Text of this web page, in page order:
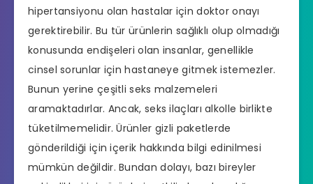
hipertansiyonu olan hastalar için doktor onayı
gerektirebilir. Bu tür ürünlerin sağlıklı olup olmadığı
konusunda endişeleri olan insanlar, genellikle
cinsel sorunlar için hastaneye gitmek istemezler.
Bunun yerine çeşitli seks malzemeleri
aramaktadırlar. Ancak, seks ilaçları alkolle birlikte
tüketilmemelidir. Ürünler gizli paketlerde
gönderildiği için içerik hakkında bilgi edinilmesi
mümkün değildir. Bundan dolayı, bazı bireyler